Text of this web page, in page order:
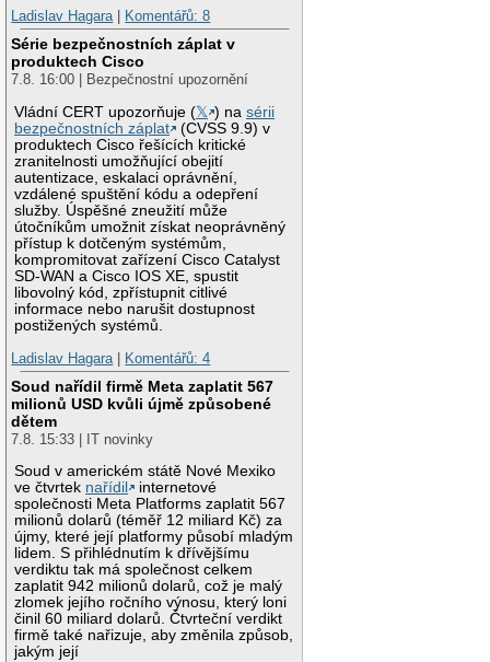
Ladislav Hagara
Komentářů: 8
Série bezpečnostních záplat v
produktech Cisco
7.8. 16:00 | Bezpečnostní upozornění
Vládní CERT upozorňuje (𝕏 ) nasérii
bezpečnostních záplat
(CVSS 9.9) v
produktech Cisco řešících kritické
zranitelnosti umožňující obejití
autentizace, eskalaci oprávnění,
vzdálené spuštění kódu a odepření
služby. Úspěšné zneužití může
útočníkům umožnit získat neoprávněný
přístup k dotčeným systémům,
kompromitovat zařízení Cisco Catalyst
SD-WAN a Cisco IOS XE, spustit
libovolný kód, zpřístupnit citlivé
informace nebo narušit dostupnost
postižených systémů.
Ladislav Hagara
Komentářů: 4
Soud nařídil firmě Meta zaplatit 567
milionů USD kvůli újmě způsobené
dětem
7.8. 15:33 | IT novinky
Soud v americkém státě Nové Mexiko
ve čtvrtek nařídil
internetové
společnosti Meta Platforms zaplatit 567
milionů dolarů (téměř 12 miliard Kč) za
újmy, které její platformy působí mladým
lidem. S přihlédnutím k dřívějšímu
verdiktu tak má společnost celkem
zaplatit 942 milionů dolarů, což je malý
zlomek jejího ročního výnosu, který loni
činil 60 miliard dolarů. Čtvrteční verdikt
firmě také nařizuje, aby změnila způsob,
jakým její